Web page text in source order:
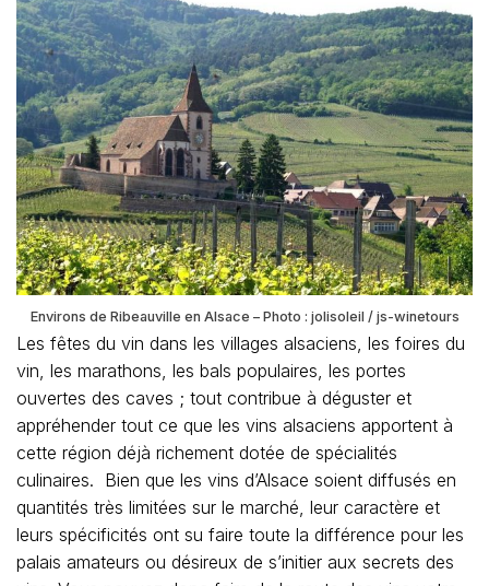
Environs de Ribeauville en Alsace – Photo : jolisoleil / js-winetours
Les fêtes du vin dans les villages alsaciens, les foires du
vin, les marathons, les bals populaires, les portes
ouvertes des caves ; tout contribue à déguster et
appréhender tout ce que les vins alsaciens apportent à
cette région déjà richement dotée de spécialités
culinaires. Bien que les vins d’Alsace soient diffusés en
quantités très limitées sur le marché, leur caractère et
leurs spécificités ont su faire toute la différence pour les
palais amateurs ou désireux de s’initier aux secrets des